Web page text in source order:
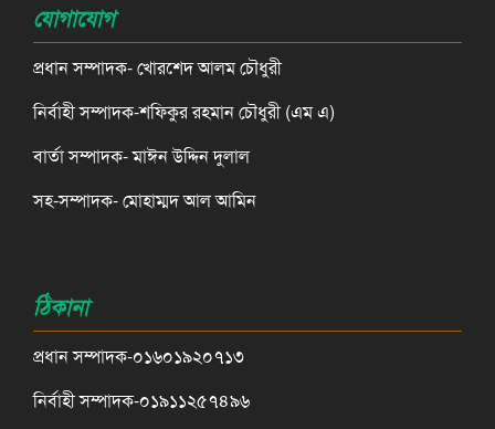
যোগাযোগ
প্রধান সম্পাদক- খোরশেদ আলম চৌধুরী
নির্বাহী সম্পাদক-শফিকুর রহমান চৌধুরী (এম এ)
বার্তা সম্পাদক- মাঈন উদ্দিন দুলাল
সহ-সম্পাদক- মোহাম্মদ আল আমিন
ঠিকানা
প্রধান সম্পাদক-০১৬০১৯২০৭১৩
নির্বাহী সম্পাদক-০১৯১১২৫৭৪৯৬